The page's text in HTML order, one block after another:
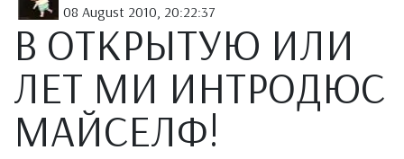
08 August 2010, 20:22:37
В ОТКРЫТУЮ ИЛИ
ЛЕТ МИ ИНТРОДЮС
МАЙСЕЛФ!